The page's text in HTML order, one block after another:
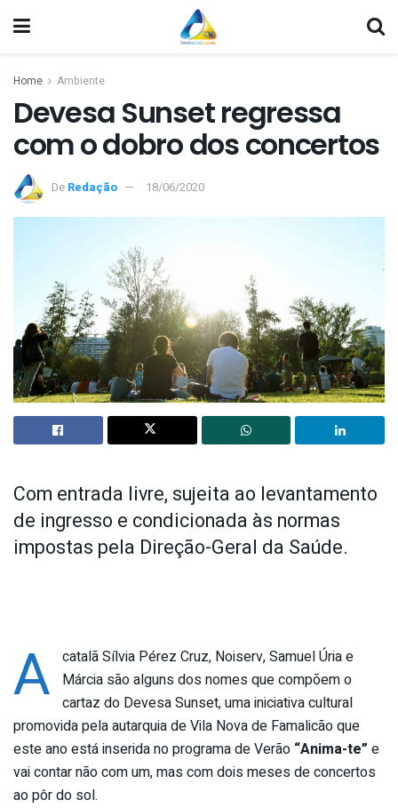
Home Ambiente
Devesa Sunset regressa
com o dobro dos concertos
De Redação 18/06/2020
Com entrada livre, sujeita ao levantamento
de ingresso e condicionada às normas
impostas pela Direção-Geral da Saúde.
A catalã Sílvia Pérez Cruz, Noiserv, Samuel Úria e
Márcia são alguns dos nomes que compõem o
cartaz do Devesa Sunset, uma iniciativa cultural
promovida pela autarquia de Vila Nova de Famalicão que
este ano está inserida no programa de Verão “Anima-te” e
vai contar não com um, mas com dois meses de concertos
ao pôr do sol.